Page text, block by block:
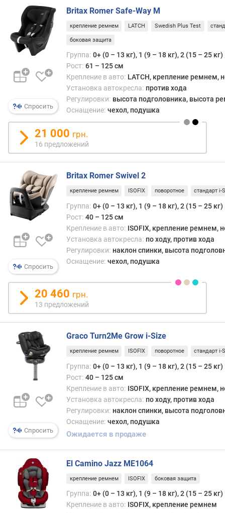
1/2/3.
этих
что
0+/1/
два
—
для
ходу,
как
1/2/3
Стоит
в
ш
в
ы
м
п
о
т
з
в
п
о
д
а
т
е
д
б
а
в
л
е
н
я
п
л
и
е
с
т
в
у
п
р
е
Спросить
Britax Romer Safe-Way M
крепление ремнем LATCH Swedish Plus Test
боковая защита
Группа: 0+ (0 – 13 кг), 1 (9 – 18 кг), 2 (15 – 25 кг)
Рост: 61 – 125 см
Крепление в авто: LATCH, крепление ремнем,
Установка автокресла: против хода
Регулировки: высота подголовника, высота
Оснащение: чехол, подушка
21 000 грн.
16 предложений
Спросить
Britax Romer Swivel 2
крепление ремнем ISOFIX поворотное стандарт i-
Группа: 0+ (0 – 13 кг), 1 (9 – 18 кг), 2 (15 – 25 кг)
Рост: 40 – 125 см
Крепление в авто: ISOFIX, крепление ремнем,
Установка автокресла: по ходу, против хода
Регулировки: наклон спинки, высота
Оснащение: чехол, подушка
20 460 грн.
13 предложений
Спросить
Graco Turn2Me Grow i-Size
крепление ремнем ISOFIX поворотное стандарт i-
Группа: 0+ (0 – 13 кг), 1 (9 – 18 кг), 2 (15 – 25 кг)
Рост: 40 – 125 см
Крепление в авто: ISOFIX, крепление ремнем,
Установка автокресла: по ходу, против хода
Регулировки: наклон спинки, высота
Оснащение: чехол, подушка
Ожидается в продаже
El Camino Jazz ME1064
крепление ремнем ISOFIX боковая защита
Группа: 0+ (0 – 13 кг), 1 (9 – 18 кг), 2 (15 – 25 кг)
Крепление в авто: ISOFIX, крепление ремнем